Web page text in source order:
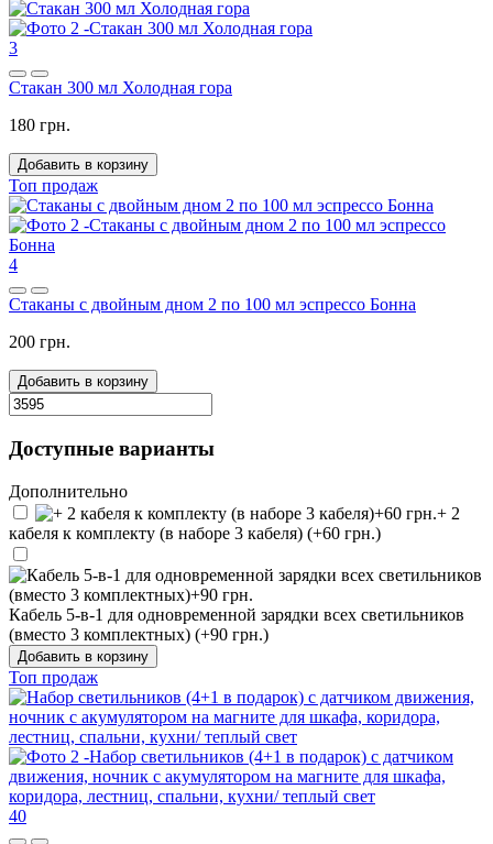
3
Стакан 300 мл Холодная гора
180 грн.
Добавить в корзину
Топ продаж
4
Стаканы с двойным дном 2 по 100 мл эспрессо Бонна
200 грн.
Добавить в корзину
Доступные варианты
Дополнительно
+ 2
кабеля к комплекту (в наборе 3 кабеля) (+60 грн.)
Кабель 5-в-1 для одновременной зарядки всех светильников
(вместо 3 комплектных) (+90 грн.)
Добавить в корзину
Топ продаж
40